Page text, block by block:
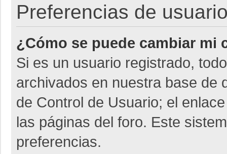
Preferencias de
¿Cómo se puede cambiar mi
Si es un usuario registrado,
archivados en nuestra base de
de Control de Usuario; el
las páginas del foro. Este
preferencias.